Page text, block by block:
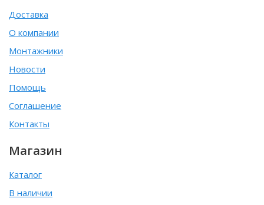
Доставка
О компании
Монтажники
Новости
Помощь
Соглашение
Контакты
Магазин
Каталог
В наличии